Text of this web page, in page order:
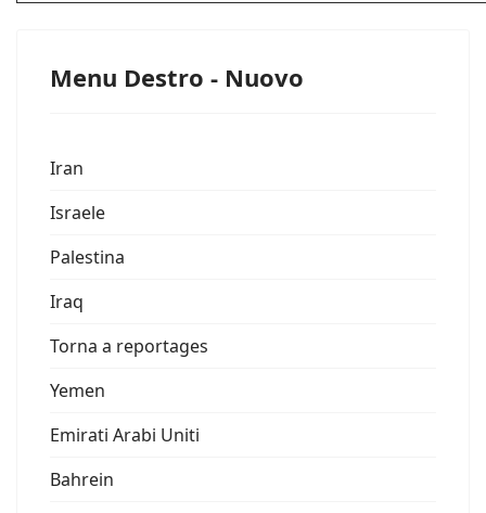
Menu Destro - Nuovo
Iran
Israele
Palestina
Iraq
Torna a reportages
Yemen
Emirati Arabi Uniti
Bahrein